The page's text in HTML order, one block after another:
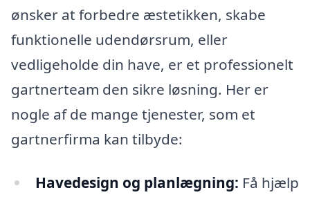
ønsker at forbedre æstetikken, skabe
funktionelle udendørsrum, eller
vedligeholde din have, er et professionelt
gartnerteam den sikre løsning. Her er
nogle af de mange tjenester, som et
gartnerfirma kan tilbyde:
Havedesign og planlægning: Få hjælp